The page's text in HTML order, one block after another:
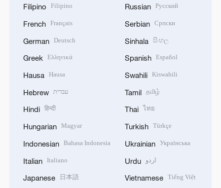
Filipino Filipino
French Français
German Deutsch
Greek Ελληνικά
Hausa Hausa
Hebrew עברית
Hindi हिन्दी
Hungarian Magyar
Indonesian Bahasa Indonesia
Italian Italiano
Japanese 日本語
Russian Русский
Serbian Српски
Sinhala සිංහල
Spanish Español
Swahili Kiswahili
Tamil தமிழ்
Thai ไทย
Turkish Türkçe
Ukrainian Українська
Urdu اردو
Vietnamese Tiếng Việt